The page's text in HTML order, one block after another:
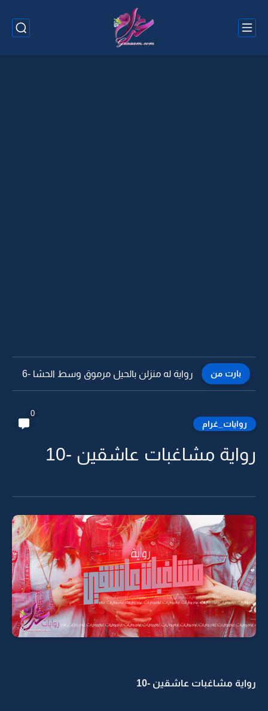
بارت من رواية له منزلن بالحيل مرموق وسط الحشا -5
روايات_غرام
0
رواية مشاغبات عاشقين -10
رواية مشاغبات عاشقين -10